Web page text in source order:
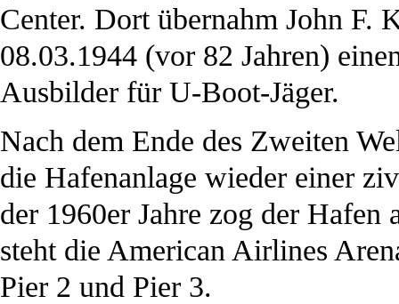
Center. Dort übernahm John F.
08.03.1944 (vor 82 Jahren)
Ausbilder für U-Boot-Jäger.
Nach dem Ende des Zweiten
die Hafenanlage wieder einer
der 1960er Jahre zog der Hafen
steht die American Airlines
Pier 2 und Pier 3.